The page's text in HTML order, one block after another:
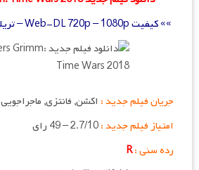
»» کیفیت Web-DL 720p – 1080p – تریلر رسمی فیلم جدید ««
جریان فیلم جدید : اکشن, فانتزی, ماجراجویی
امتیاز فیلم جدید :
رده سنی :R